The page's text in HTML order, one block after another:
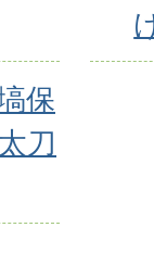
保
刀